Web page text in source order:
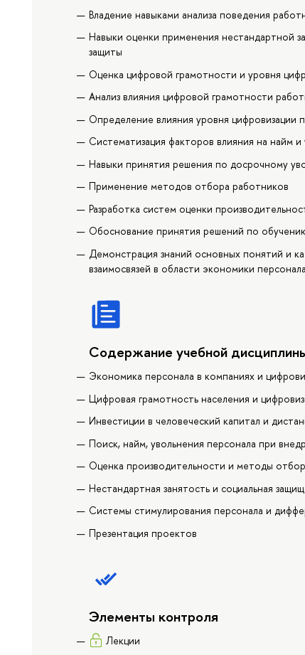
Владение навыками анализа поведения
Навыки оценки применения нестандартной
защиты
Оценка цифровой грамотности и уровня
Анализ влияния цифровой грамотности
Определение влияния уровня цифровизации
Систематизация факторов влияния на найм
Навыки принятия решения по досрочному
Применение методов отбора работников
Разработка систем оценки
Обоснование принятия решений по
Демонстрация знаний основных понятий и
взаимосвязей в области экономики
Содержание учебной
Экономика персонала в компаниях и
Цифровая грамотность населения и
Инвестиции в человеческий капитал и
Поиск, найм, увольнения персонала при
Оценка производительности и методы
Нестандартная занятость и социальная
Системы стимулирования персонала и
Презентация проектов
Элементы контроля
Лекции